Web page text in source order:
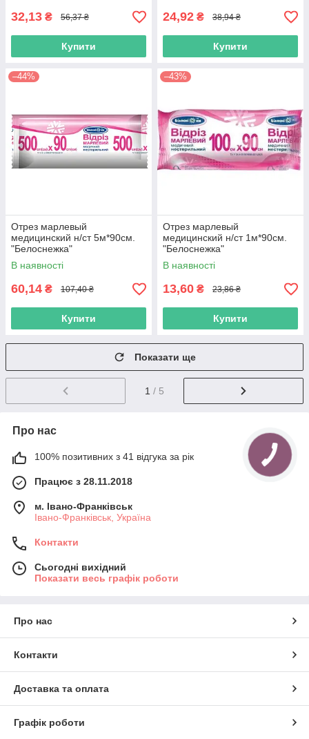
32,13 ₴ 56,37 ₴
Купити
24,92 ₴ 38,94 ₴
Купити
–44%
Отрез марлевый
медицинский н/ст 5м*90см.
"Белоснежка"
В наявності
60,14 ₴ 107,40 ₴
Купити
–43%
Отрез марлевый
медицинский н/ст 1м*90см.
"Белоснежка"
В наявності
13,60 ₴ 23,86 ₴
Купити
Показати ще
1 / 5
Про нас
100% позитивних з 41 відгука за рік
Працює з 28.11.2018
м. Івано-Франківськ
Івано-Франківськ, Україна
Контакти
Сьогодні вихідний
Показати весь графік роботи
Про нас
Контакти
Доставка та оплата
Графік роботи